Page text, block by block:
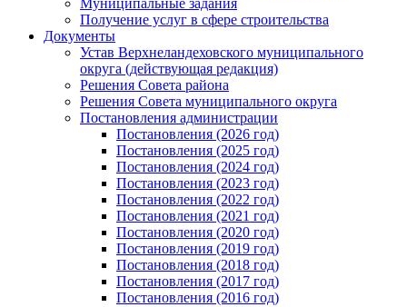
Муниципальные задания
Получение услуг в сфере строительства
Документы
Устав Верхнеландеховского муниципального
округа (действующая редакция)
Решения Совета района
Решения Совета муниципального округа
Постановления администрации
Постановления (2026 год)
Постановления (2025 год)
Постановления (2024 год)
Постановления (2023 год)
Постановления (2022 год)
Постановления (2021 год)
Постановления (2020 год)
Постановления (2019 год)
Постановления (2018 год)
Постановления (2017 год)
Постановления (2016 год)